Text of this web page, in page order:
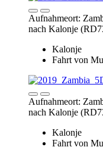
Fahrt von
Submit
Save